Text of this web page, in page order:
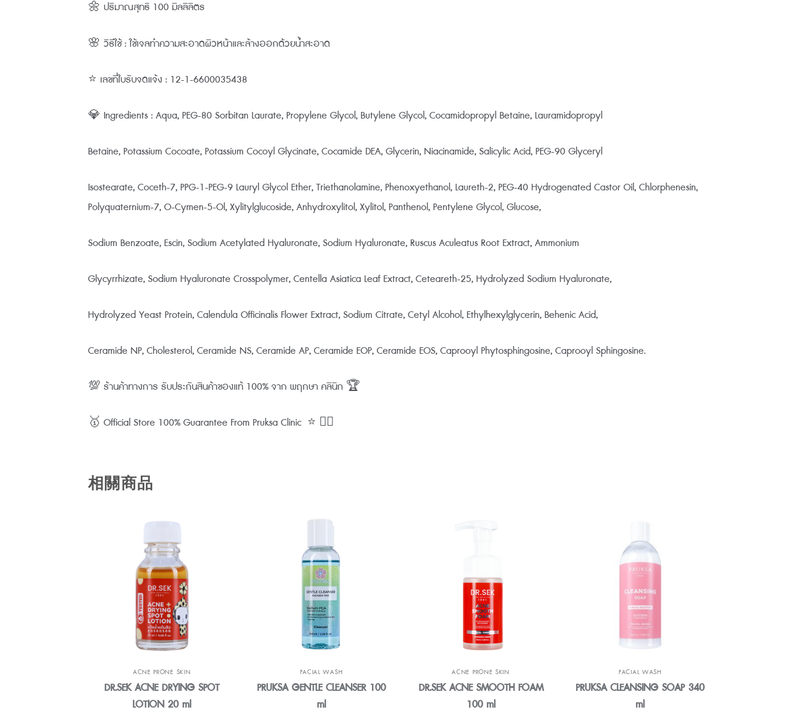
🌼 ปริมาณสุทธิ 100 มิลลิลิตร
🌸 วิธีใช้ : ใช้เจลทำความสะอาดผิวหน้าและล้างออกด้วยน้ำสะอาด
⭐ เลขที่ใบรับจดแจ้ง : 12-1-6600035438
💎 Ingredients : Aqua, PEG-80 Sorbitan Laurate, Propylene Glycol, Butylene Glycol, Cocamidopropyl Betaine, Lauramidopropyl
Betaine, Potassium Cocoate, Potassium Cocoyl Glycinate, Cocamide DEA, Glycerin, Niacinamide, Salicylic Acid, PEG-90 Glyceryl
Isostearate, Coceth-7, PPG-1-PEG-9 Lauryl Glycol Ether, Triethanolamine, Phenoxyethanol, Laureth-2, PEG-40 Hydrogenated Castor Oil, Chlorphenesin,
Polyquaternium-7, O-Cymen-5-Ol, Xylitylglucoside, Anhydroxylitol, Xylitol, Panthenol, Pentylene Glycol, Glucose,
Sodium Benzoate, Escin, Sodium Acetylated Hyaluronate, Sodium Hyaluronate, Ruscus Aculeatus Root Extract, Ammonium
Glycyrrhizate, Sodium Hyaluronate Crosspolymer, Centella Asiatica Leaf Extract, Ceteareth-25, Hydrolyzed Sodium Hyaluronate,
Hydrolyzed Yeast Protein, Calendula Officinalis Flower Extract, Sodium Citrate, Cetyl Alcohol, Ethylhexylglycerin, Behenic Acid,
Ceramide NP, Cholesterol, Ceramide NS, Ceramide AP, Ceramide EOP, Ceramide EOS, Caprooyl Phytosphingosine, Caprooyl Sphingosine.
💯 ร้านค้าทางการ รับประกันสินค้าของแท้ 100% จาก พฤกษา คลินิก 🏆
🥇 Official Store 100% Guarantee From Pruksa Clinic ⭐️ 👨‍⚕️
相關商品
ACNE PRONE SKIN
DR.SEK ACNE DRYING SPOT
LOTION 20 ml
FACIAL WASH
PRUKSA GENTLE CLEANSER 100
ml
ACNE PRONE SKIN
DR.SEK ACNE SMOOTH FOAM
100 ml
FACIAL WASH
PRUKSA CLEANSING SOAP 340
ml